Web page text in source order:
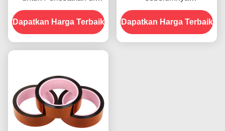
Bagian Depan
Dapatkan Harga Terbaik
menampilkan Ketahanan
Terhadap Kelembaban
dan Kekuatan Kupas
Dapatkan Harga Terbaik